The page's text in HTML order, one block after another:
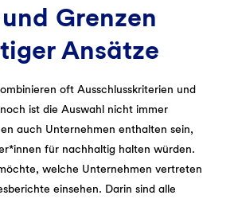
Grenzen
Ansätze
oft Ausschlusskriterien und
ist die Auswahl nicht immer
auch Unternehmen enthalten sein,
für nachhaltig halten würden.
welche Unternehmen vertreten
einsehen. Darin sind alle